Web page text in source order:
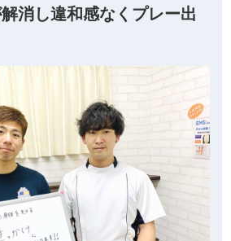
解消し違和感なくプレー出